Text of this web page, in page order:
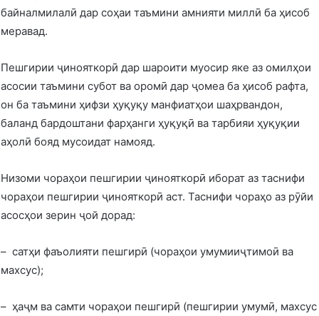
байналмилалӣ дар соҳаи таъмини амнияти миллӣ ба ҳисоб
меравад.
Пешгирии ҷинояткорӣ дар шароити муосир яке аз омилҳои
асосии таъмини субот ва оромӣ дар ҷомеа ба ҳисоб рафта,
он ба таъмини ҳифзи ҳуқуқу манфиатҳои шаҳрвандон,
баланд бардоштани фарҳанги ҳуқуқӣ ва тарбияи ҳуқуқии
аҳолӣ бояд мусоидат намояд.
Низоми чораҳои пешгирии ҷинояткорӣ иборат аз таснифи
чораҳои пешгирии ҷинояткорӣ аст. Таснифи чораҳо аз рӯйи
асосҳои зерин ҷой дорад:
– сатҳи фаъолияти пешгирӣ (чораҳои умумииҷтимоӣ ва
махсус);
– ҳаҷм ва самти чораҳои пешгирӣ (пешгирии умумӣ, махсус